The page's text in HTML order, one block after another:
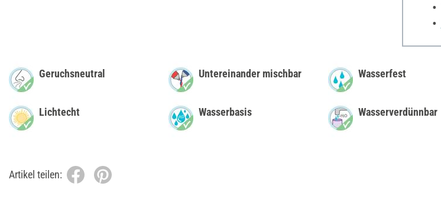
Geruchsneutral
Lichtecht
Untereinander mischbar
Wasserbasis
Wasserfest
Wasserverdünnbar
Artikel teilen: